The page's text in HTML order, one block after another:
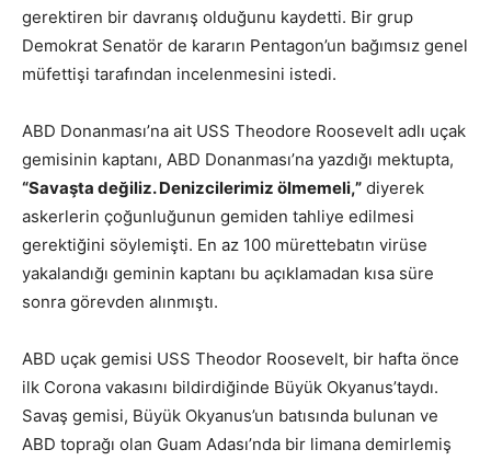
gerektiren bir davranış olduğunu kaydetti. Bir grup
Demokrat Senatör de kararın Pentagon’un bağımsız genel
müfettişi tarafından incelenmesini istedi.
ABD Donanması’na ait USS Theodore Roosevelt adlı uçak
gemisinin kaptanı, ABD Donanması’na yazdığı mektupta,
“Savaşta değiliz. Denizcilerimiz ölmemeli,” diyerek
askerlerin çoğunluğunun gemiden tahliye edilmesi
gerektiğini söylemişti. En az 100 mürettebatın virüse
yakalandığı geminin kaptanı bu açıklamadan kısa süre
sonra görevden alınmıştı.
ABD uçak gemisi USS Theodor Roosevelt, bir hafta önce
ilk Corona vakasını bildirdiğinde Büyük Okyanus’taydı.
Savaş gemisi, Büyük Okyanus’un batısında bulunan ve
ABD toprağı olan Guam Adası’nda bir limana demirlemiş